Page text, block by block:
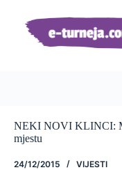
sadržaj
NEKI NOVI KLINCI:
mjestu
24/12/2015 VIJESTI